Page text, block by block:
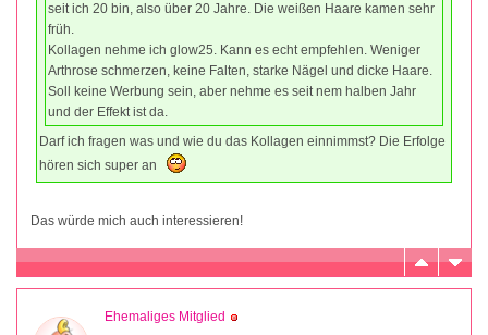
seit ich 20 bin, also über 20 Jahre. Die weißen Haare kamen sehr
früh.
Kollagen nehme ich glow25. Kann es echt empfehlen. Weniger
Arthrose schmerzen, keine Falten, starke Nägel und dicke Haare.
Soll keine Werbung sein, aber nehme es seit nem halben Jahr
und der Effekt ist da.
Darf ich fragen was und wie du das Kollagen einnimmst? Die Erfolge
hören sich super an
Das würde mich auch interessieren!
Ehemaliges Mitglied